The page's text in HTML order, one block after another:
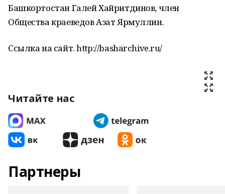
Башкортостан Галей Хайритдинов, член
Общества краеведов Азат Ярмуллин.
Ссылка на сайт. http://basharchive.ru/
Читайте нас
Партнеры